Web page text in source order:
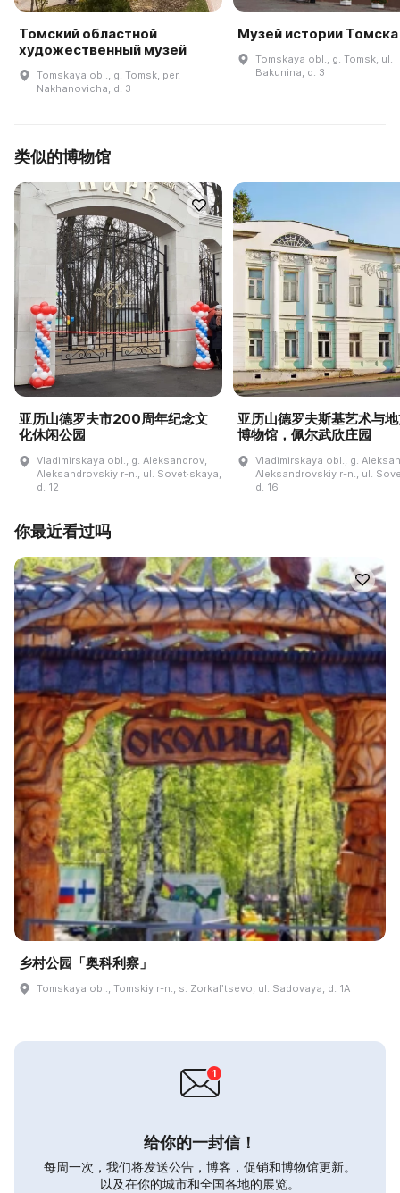
Томский областной
художественный музей
Tomskaya obl., g. Tomsk, per.
Nakhanovicha, d. 3
Музей истории Томска
Tomskaya obl., g. Tomsk, ul.
Bakunina, d. 3
类似的博物馆
亚历山德罗夫市200周年纪念文
化休闲公园
Vladimirskaya obl., g. Aleksandrov,
Aleksandrovskiy r-n., ul. Sovet·skaya,
d. 12
亚历山德罗夫斯基艺术与
博物馆，佩尔武欣庄园
Vladimirskaya obl., g.
Aleksandrovskiy r-n., ul.
d. 16
你最近看过吗
乡村公园「奥科利察」
Tomskaya obl., Tomskiy r-n., s. Zorkalʹtsevo, ul. Sadovaya, d. 1A
给你的一封信！
每周一次，我们将发送公告，博客，促销和博物馆更新。
以及在你的城市和全国各地的展览。